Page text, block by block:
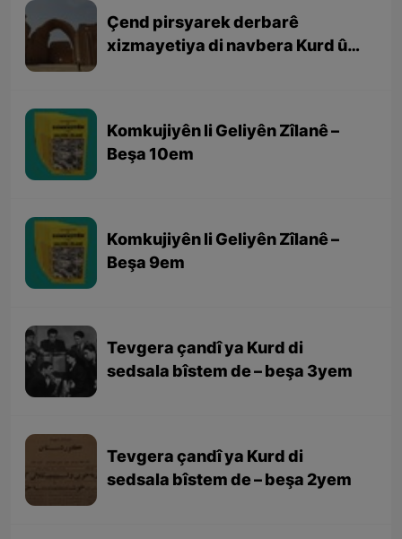
Çend pirsyarek derbarê
xizmayetiya di navbera Kurd û
Komkujiyên li Geliyên Zîlanê –
Beşa 10em
Komkujiyên li Geliyên Zîlanê –
Beşa 9em
Tevgera çandî ya Kurd di
sedsala bîstem de – beşa 3yem
Tevgera çandî ya Kurd di
sedsala bîstem de – beşa 2yem